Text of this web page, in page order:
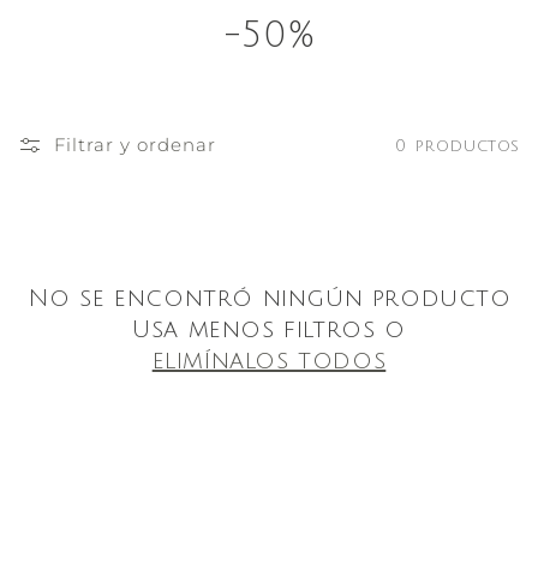
-50%
Filtrar y ordenar 0 productos
No se encontró ningún producto
Usa menos filtros o
elimínalos todos